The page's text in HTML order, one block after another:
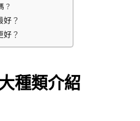
？
好？
好？
種類介紹